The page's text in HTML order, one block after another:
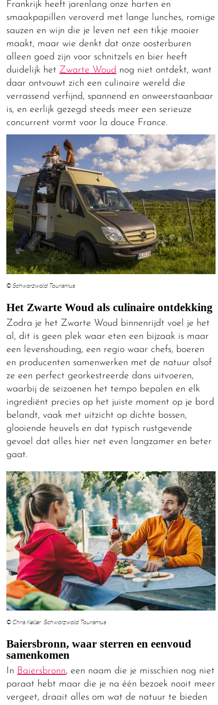
Frankrijk heeft jarenlang onze harten en
smaakpapillen veroverd met lange lunches, romige
sauzen en wijn die je leven net een tikje mooier
maakt, maar wie denkt dat onze oosterburen
alleen goed zijn voor schnitzels en bier heeft
duidelijk het Zwarte Woud nog niet ontdekt, want
daar ontvouwt zich een culinaire wereld die
verrassend verfijnd, spannend en onweerstaanbaar
is, en eerlijk gezegd steeds meer een serieuze
concurrent vormt voor la douce France.
© Schwarzwald Tourismus
Het Zwarte Woud als culinaire ontdekking
Zodra je het Zwarte Woud binnenrijdt voel je het
al, dit is geen plek waar eten een bijzaak is maar
een levenshouding, een regio waar chefs, boeren
en producenten samenwerken met de natuur alsof
ze een perfect georkestreerde dans uitvoeren,
waarbij de seizoenen het tempo bepalen en elk
ingrediënt precies op het juiste moment op je bord
belandt, vaak met uitzicht op dichte bossen,
glooiende heuvels en dat typisch rustgevende
gevoel dat alles hier net even langzamer en beter
gaat.
© Chris Keller Schwarzwald Tourismus
Baiersbronn, waar sterren en eenvoud
samenkomen
In Baiersbronn, een naam die je misschien nog niet
paraat hebt maar die je na één bezoek nooit meer
vergeet, draait alles om wat de natuur te bieden